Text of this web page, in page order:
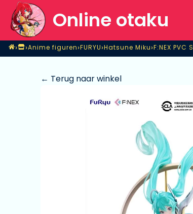
Online otaku
Home
›Shop
›Anime figuren
Anime figuren›FURYU
FURYU›Hatsune Miku
Hatsune Miku›F:NEX
F:NEX
← Terug naar winkel